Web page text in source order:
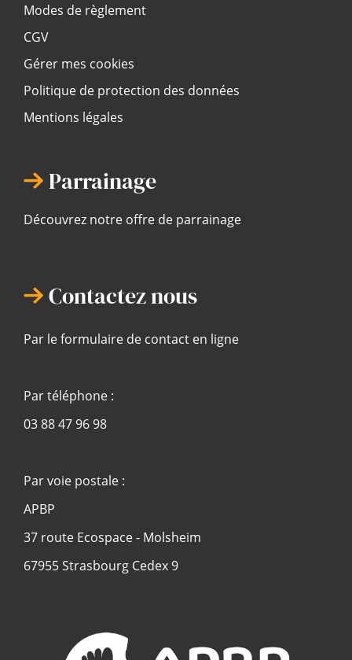
Modes de règlement
CGV
Gérer mes cookies
Politique de protection des données
Mentions légales
Parrainage
Découvrez notre offre de parrainage
Contactez nous
Par le formulaire de contact en ligne
Par téléphone :
03 88 47 96 98
Par voie postale :
APBP
37 route Ecospace - Molsheim
67955 Strasbourg Cedex 9